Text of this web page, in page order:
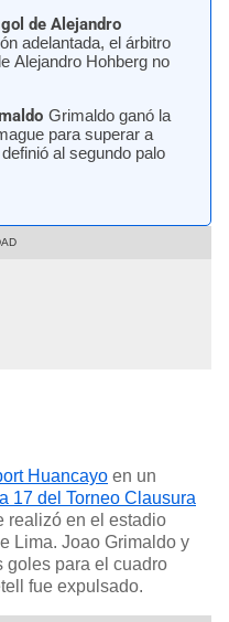
de Alejandro
adelantada, el árbitro
Alejandro Hohberg no
Grimaldo ganó la
para superar a
al segundo palo
Huancayo en un
17 del Torneo Clausura
realizó en el estadio
Lima. Joao Grimaldo y
goles para el cuadro
fue expulsado.